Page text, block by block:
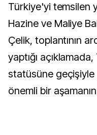
Türkiye'yi temsilen
Hazine ve Maliye
Çelik, toplantının
yaptığı
statüsüne geçişiyle
önemli bir aşamanın